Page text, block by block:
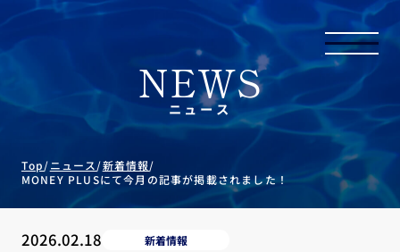
NEWS
ニュース
Top/ニュース/新着情報/
MONEY PLUSにて今月の記事が掲載されました！
2026.02.18 新着情報